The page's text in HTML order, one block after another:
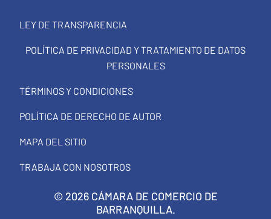
LEY DE TRANSPARENCIA
POLÍTICA DE PRIVACIDAD Y TRATAMIENTO DE DATOS
PERSONALES
TÉRMINOS Y CONDICIONES
POLÍTICA DE DERECHO DE AUTOR
MAPA DEL SITIO
TRABAJA CON NOSOTROS
© 2026 CÁMARA DE COMERCIO DE
BARRANQUILLA.